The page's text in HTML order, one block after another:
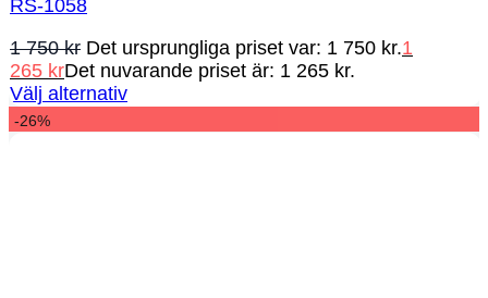
RS-1058
1 750kr Det ursprungliga priset var: 1 750 kr.1
265 krDet nuvarande priset är: 1 265 kr.
Välj alternativ
-26%